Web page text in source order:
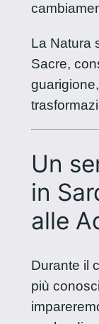
La Natura
Sacre,
Un
in
alle
Durante il
più